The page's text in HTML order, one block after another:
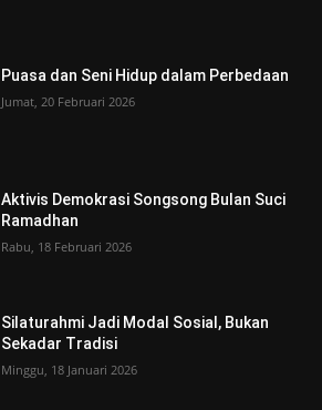
Puasa dan Seni Hidup dalam Perbedaan
Jumat, 20 Februari 2026
Aktivis Demokrasi Songsong Bulan Suci
Ramadhan
Rabu, 18 Februari 2026
Silaturahmi Jadi Modal Sosial, Bukan
Sekadar Tradisi
Minggu, 18 Januari 2026